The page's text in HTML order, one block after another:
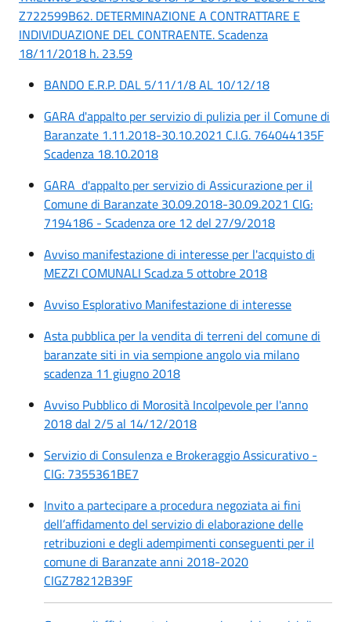
Z722599B62. DETERMINAZIONE A CONTRATTARE E
INDIVIDUAZIONE DEL CONTRAENTE. Scadenza
18/11/2018 h. 23.59
BANDO E.R.P. DAL 5/11/1/8 AL 10/12/18
GARA d'appalto per servizio di pulizia per il Comune di
Baranzate 1.11.2018-30.10.2021 C.I.G. 764044135F
Scadenza 18.10.2018
GARA d'appalto per servizio di Assicurazione per il
Comune di Baranzate 30.09.2018-30.09.2021 CIG:
7194186 - Scadenza ore 12 del 27/9/2018
Avviso manifestazione di interesse per l'acquisto di
MEZZI COMUNALI Scad.za 5 ottobre 2018
Avviso Esplorativo Manifestazione di interesse
Asta pubblica per la vendita di terreni del comune di
baranzate siti in via sempione angolo via milano
scadenza 11 giugno 2018
Avviso Pubblico di Morosità Incolpevole per l'anno
2018 dal 2/5 al 14/12/2018
Servizio di Consulenza e Brokeraggio Assicurativo -
CIG: 7355361BE7
Invito a partecipare a procedura negoziata ai fini
dell’affidamento del servizio di elaborazione delle
retribuzioni e degli adempimenti conseguenti per il
comune di Baranzate anni 2018-2020
CIGZ78212B39F